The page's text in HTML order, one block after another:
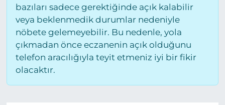
bazıları sadece gerektiğinde açık kalabilir
veya beklenmedik durumlar nedeniyle
nöbete gelemeyebilir. Bu nedenle, yola
çıkmadan önce eczanenin açık olduğunu
telefon aracılığıyla teyit etmeniz iyi bir fikir
olacaktır.